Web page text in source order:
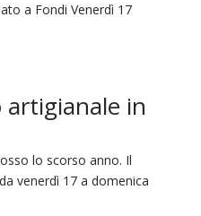
a Fondi Venerdì 17
artigianale in
lo scorso anno. Il
venerdì 17 a domenica